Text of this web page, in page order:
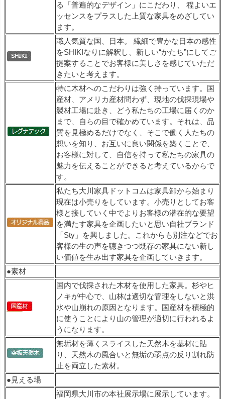
る「普遍的なデザイン」にこだわり、 程よいエ
ッセンスをプラスした上質な家具をめざしてい
ます。
職人気質な国、日本。 繊細で豊かな日本の感性
をSHIKIなりに解釈し、新しい“かたち”にしてご
提案することでお客様に美しさを感じていただ
きたいと考えます。
特に木材へのこだわりは強く持っています。国
産材、アメリカ産材問わず、現地の伐採現場や
製材工場に赴き、どう私たちの工場に届くのか
まで、自らの目で確かめています。それは、品
質を見極めるだけでなく、そこで働く人たちの
想いを知り、お互いに良い関係を築くことで、
お客様に対して、自信を持って私たちの家具の
魅力を伝えることができると考えているからで
す。
私たち大川家具ドットコムは家具卸から始まり
現在は小売りをしています。小売りとしてお客
様と接していく中でよりお客様の潜在的な要望
を満たす家具を企画したいと思い自社ブランド
「Sty」を興しました。これからも別注などでお
客様の生の声を聴きつつ既存の家具にない新し
い価値を生み出す家具を企画していきます。
●素材
国内で伐採された木材を使用した家具。杉やヒ
ノキが中心で、山林は適切な管理をしないと洪
水や山崩れの原因となります。国産材を積極的
に使うことにより山の管理が適切に行われるよ
うになります。
無垢材を薄くスライスした天然木を基材に貼
り、天然木の風合いと無垢の弱点の反り割れ防
止を両立した素材。
●見える場
福岡県大川市の本社展示場に展示しています。